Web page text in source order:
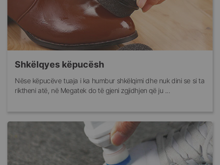
Shkëlqyes këpucësh
Nëse këpucëve tuaja i ka humbur shkëlqimi dhe nuk dini se si ta
riktheni atë, në Megatek do të gjeni zgjidhjen që ju ...